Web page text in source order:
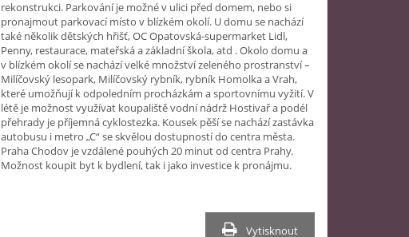
rekonstrukci. Parkování je možné v ulici před domem, nebo si
pronajmout parkovací místo v blízkém okolí. U domu se nachází
také několik dětských hřišť, OC Opatovská-supermarket Lidl,
Penny, restaurace, mateřská a základní škola, atd . Okolo domu a
v blízkém okolí se nachází velké množství zeleného prostranství –
Milíčovský lesopark, Milíčovský rybník, rybník Homolka a Vrah,
které umožňují k odpoledním procházkám a sportovnímu vyžití. V
létě je možnost využívat koupaliště vodní nádrž Hostivař a podél
přehrady je příjemná cyklostezka. Kousek pěší se nachází zastávka
autobusu i metro „C“ se skvělou dostupností do centra města.
Praha Chodov je vzdálené pouhých 20 minut od centra Prahy.
Možnost koupit byt k bydlení, tak i jako investice k pronájmu.
Vytisknout